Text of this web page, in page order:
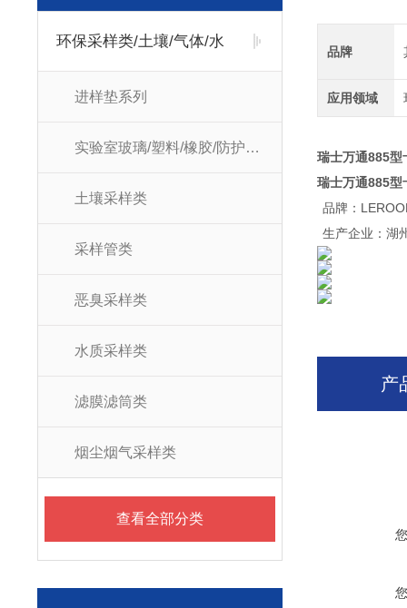
环保采样类/土壤/气体/水
进样垫系列
实验室玻璃/塑料/橡胶/防护耗材
土壤采样类
采样管类
恶臭采样类
水质采样类
滤膜滤筒类
烟尘烟气采样类
查看全部分类
品牌
应用领域
瑞士万通885型
瑞士万通885型
品牌：
生产企业：湖
产